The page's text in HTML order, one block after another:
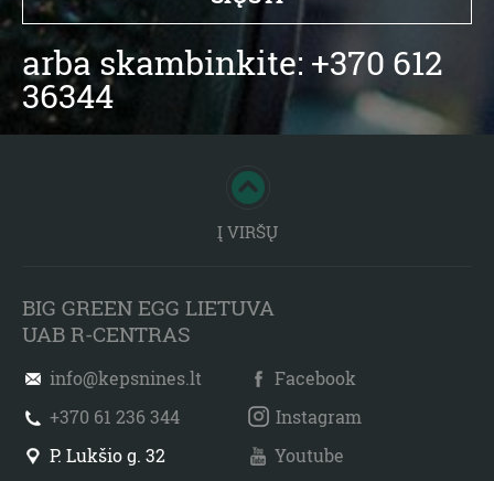
arba skambinkite: +370 612
36344
Į VIRŠŲ
BIG GREEN EGG LIETUVA
UAB R-CENTRAS
info@kepsnines.lt
+370 61 236 344
P. Lukšio g. 32
Facebook
Instagram
Youtube